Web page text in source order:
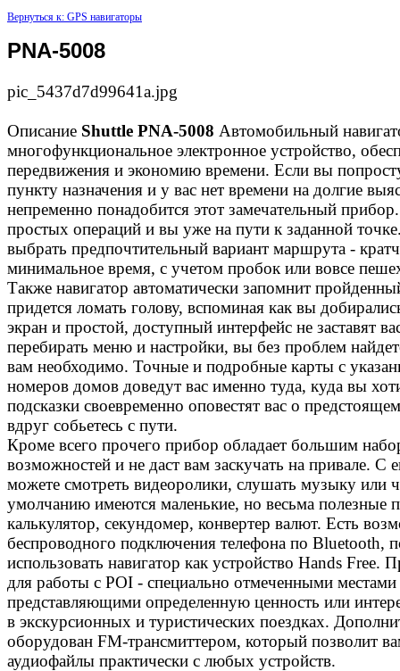
Вернуться к: GPS навигаторы
PNA-5008
pic_5437d7d99641a.jpg
Описание Shuttle PNA-5008 Автомобильный
многофункциональное электронное устройство,
передвижения и экономию времени. Если вы
пункту назначения и у вас нет времени на долгие
непременно понадобится этот замечательный
простых операций и вы уже на пути к заданной
выбрать предпочтительный вариант маршрута -
минимальное время, с учетом пробок или вовсе
Также навигатор автоматически запомнит
придется ломать голову, вспоминая как вы
экран и простой, доступный интерфейс не заставят
перебирать меню и настройки, вы без проблем
вам необходимо. Точные и подробные карты с
номеров домов доведут вас именно туда, куда вы
подсказки своевременно оповестят вас о
вдруг собьетесь с пути.
Кроме всего прочего прибор обладает большим
возможностей и не даст вам заскучать на привале.
можете смотреть видеоролики, слушать музыку или
умолчанию имеются маленькие, но весьма полезные
калькулятор, секундомер, конвертер валют. Есть
беспроводного подключения телефона по Bluetooth,
использовать навигатор как устройство Hands Free.
для работы с POI - специально отмеченными местами
представляющими определенную ценность или
в экскурсионных и туристических поездках.
оборудован FM-трансмиттером, который позволит
аудиофайлы практически с любых устройств.